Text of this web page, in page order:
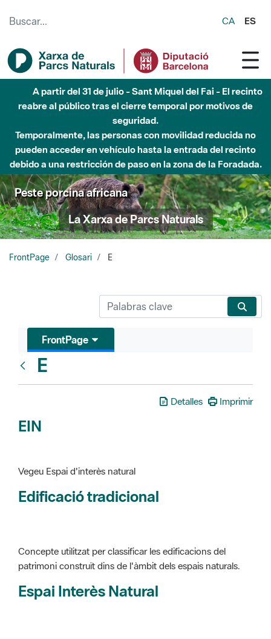
CA ES
A partir del 31 de julio - Sant Miquel del Fai - El recinto
reabre al público tras el cierre temporal por motivos de
seguridad.
Temporalmente, las personas con movilidad reducida no
pueden acceder en vehículo hasta la entrada del recinto
debido a una restricción de paso en la zona de la Foradada.
Peste porcina africana
La Xarxa de Parcs Naturals
FrontPage Glosari E
FrontPage
E
Detalles Imprimir
EIN
Vegeu Espai d'interès natural
Edificació tradicional
Concepte utilitzat per classificar les edificacions del
patrimoni construït dins de l'àmbit dels espais naturals.
Espai Interès Natural